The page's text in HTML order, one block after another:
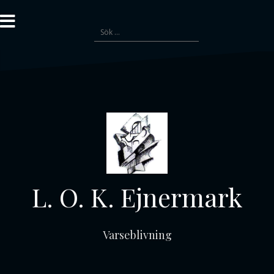
till
innehåll
Sök
efter:
L. O. K. Ejnermark
Varseblivning